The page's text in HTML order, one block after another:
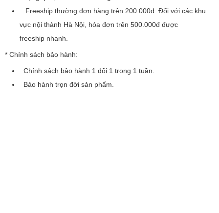
Freeship thường đơn hàng trên 200.000đ. Đối với các khu
vực nội thành Hà Nội, hóa đơn trên 500.000đ được
freeship nhanh.
* Chính sách bảo hành:
Chính sách bảo hành 1 đổi 1 trong 1 tuần.
Bảo hành trọn đời sản phẩm.